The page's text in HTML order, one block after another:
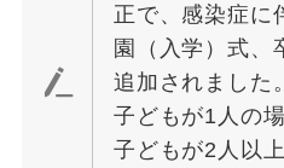
正で、感染症に
園（入学）式、
追加されました。
子どもが1人の
子どもが2人以